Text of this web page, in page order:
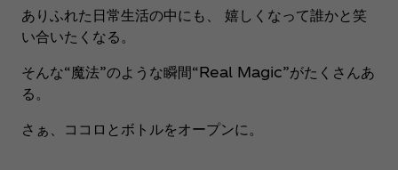
ありふれた日常生活の中にも、 嬉しくなって誰かと笑
い合いたくなる。
そんな“魔法”のような瞬間“Real Magic”がたくさんあ
る。
さぁ、ココロとボトルをオープンに。